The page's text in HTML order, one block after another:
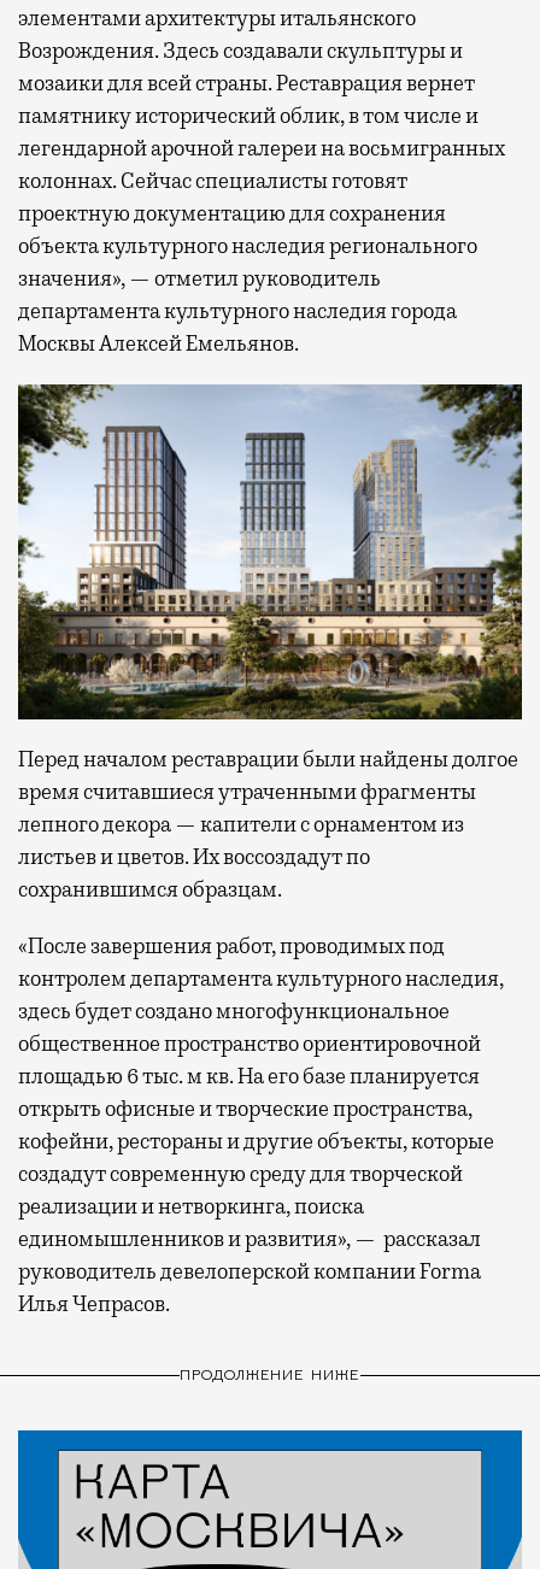
элементами архитектуры итальянского
Возрождения. Здесь создавали скульптуры и
мозаики для всей страны. Реставрация вернет
памятнику исторический облик, в том числе и
легендарной арочной галереи на восьмигранных
колоннах. Сейчас специалисты готовят
проектную документацию для сохранения
объекта культурного наследия регионального
значения», — отметил руководитель
департамента культурного наследия города
Москвы Алексей Емельянов.
Перед началом реставрации были найдены долгое
время считавшиеся утраченными фрагменты
лепного декора — капители с орнаментом из
листьев и цветов. Их воссоздадут по
сохранившимся образцам.
«После завершения работ, проводимых под
контролем департамента культурного наследия,
здесь будет создано многофункциональное
общественное пространство ориентировочной
площадью 6 тыс. м кв. На его базе планируется
открыть офисные и творческие пространства,
кофейни, рестораны и другие объекты, которые
создадут современную среду для творческой
реализации и нетворкинга, поиска
единомышленников и развития», — рассказал
руководитель девелоперской компании Forma
Илья Чепрасов.
ПРОДОЛЖЕНИЕ НИЖЕ